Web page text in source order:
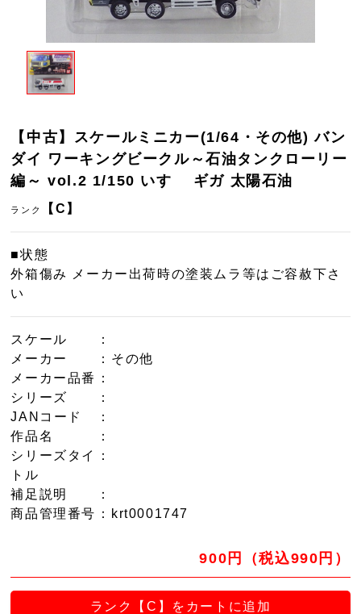
【中古】スケールミニカー(1/64・その他) バン
ダイ ワーキングビークル～石油タンクローリー
編～ vol.2 1/150 いすゞ ギガ 太陽石油
ランク 【C】
■状態
外箱傷み メーカー出荷時の塗装ムラ等はご容赦下さ
い
スケール
：
メーカー
：その他
メーカー品番
：
シリーズ
：
JANコード
：
作品名
：
シリーズタイ
トル
：
補足説明
：
商品管理番号 ：krt0001747
900円（税込990円）
ランク【C】をカートに追加